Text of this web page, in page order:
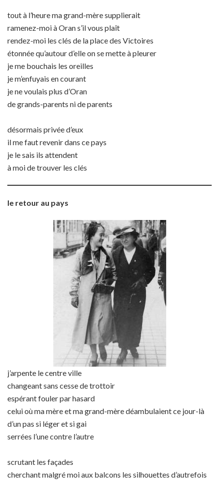
tout à l’heure ma grand-mère supplierait
ramenez-moi à Oran s’il vous plaît
rendez-moi les clés de la place des Victoires
étonnée qu’autour d’elle on se mette à pleurer
je me bouchais les oreilles
je m’enfuyais en courant
je ne voulais plus d’Oran
de grands-parents ni de parents
désormais privée d’eux
il me faut revenir dans ce pays
je le sais ils attendent
à moi de trouver les clés
le retour au pays
j’arpente le centre ville
changeant sans cesse de trottoir
espérant fouler par hasard
celui où ma mère et ma grand-mère déambulaient ce jour-là
d’un pas si léger et si gai
serrées l’une contre l’autre
scrutant les façades
cherchant malgré moi aux balcons les silhouettes d’autrefois